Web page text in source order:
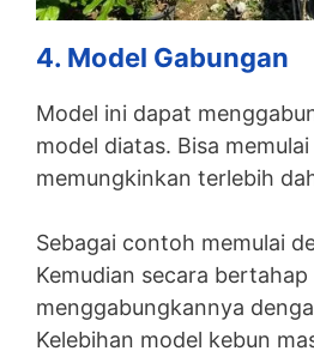
4. Model Gabungan
Model ini dapat
model diatas. Bisa
memungkinkan terlebih
Sebagai contoh memulai
Kemudian secara bertahap
menggabungkannya
Kelebihan model kebun